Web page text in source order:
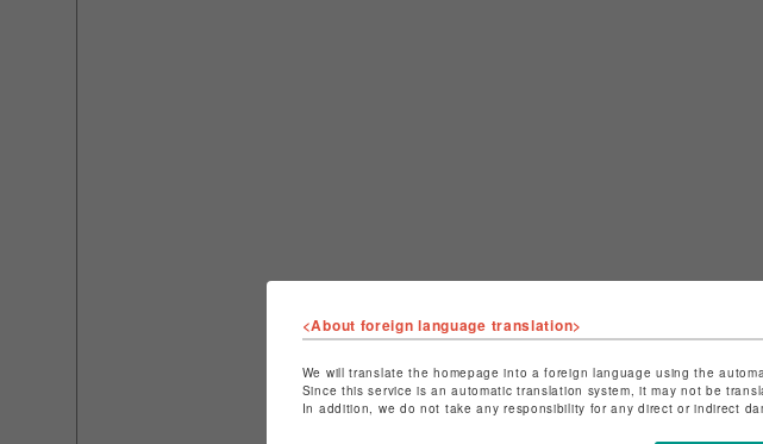
<About foreign language translation>
We will translate the homepage into a foreign language using the
Since this service is an automatic translation system, it may not be
In addition, we do not take any responsibility for any direct or indirect